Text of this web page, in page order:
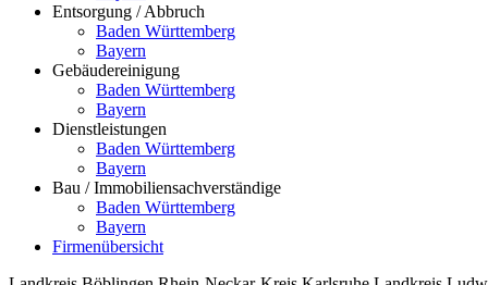
Entsorgung / Abbruch
Baden Württemberg
Bayern
Gebäudereinigung
Baden Württemberg
Bayern
Dienstleistungen
Baden Württemberg
Bayern
Bau / Immobiliensachverständige
Baden Württemberg
Bayern
Firmenübersicht